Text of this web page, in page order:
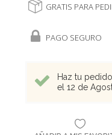
GRATIS PARA
PAGO SEGURO
Haz tu
el 12 de